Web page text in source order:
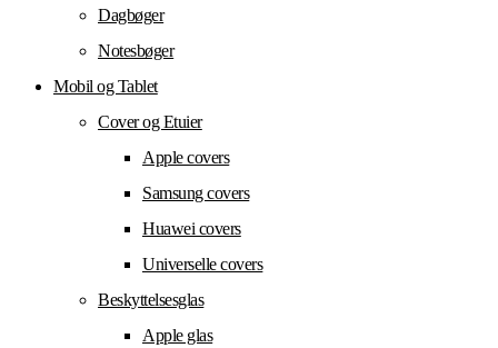
Dagbøger
Notesbøger
Mobil og Tablet
Cover og Etuier
Apple covers
Samsung covers
Huawei covers
Universelle covers
Beskyttelsesglas
Apple glas